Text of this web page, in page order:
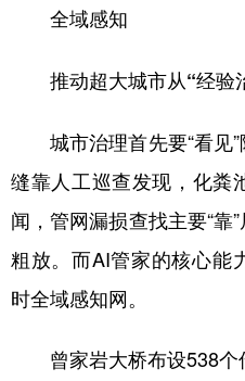
全域感知
推动超大城市从“经验
城市治理首先要“看见”
缝靠人工巡查发现，化粪
闻，管网漏损查找主要“
粗放。而AI管家的核心能
时全域感知网。
曾家岩大桥布设538个